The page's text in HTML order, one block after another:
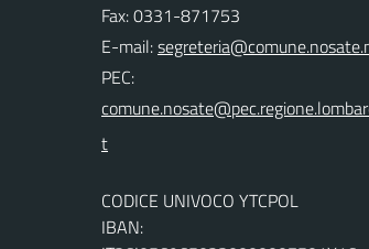
Fax: 0331-871753
E-mail:
PEC:
CODICE UNIVOCO YTCPOL
IBAN: